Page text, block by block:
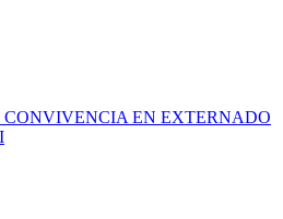
EN EXTERNADO